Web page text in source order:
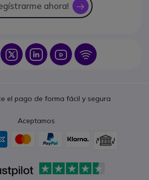
ahora! icon
IconIcon Icon Icon
el pago de forma fácil y segura
Aceptamos